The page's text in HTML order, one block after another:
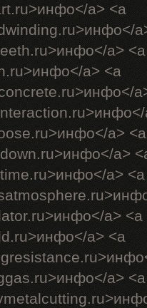
a> <a
a> <a
a> <a
a> <a
a>
a> <a
a> <a
a> <a
a> <a